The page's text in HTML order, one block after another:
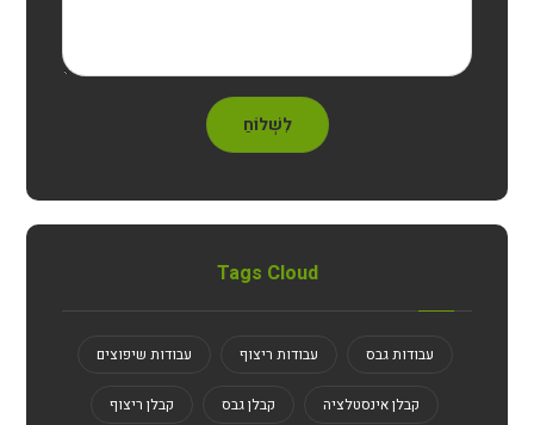
לִשְׁלוֹחַ
Tags Cloud
עבודות גבס עבודות ריצוף עבודות שיפוצים
קבלן אינסטלציה קבלן גבס קבלן ריצוף